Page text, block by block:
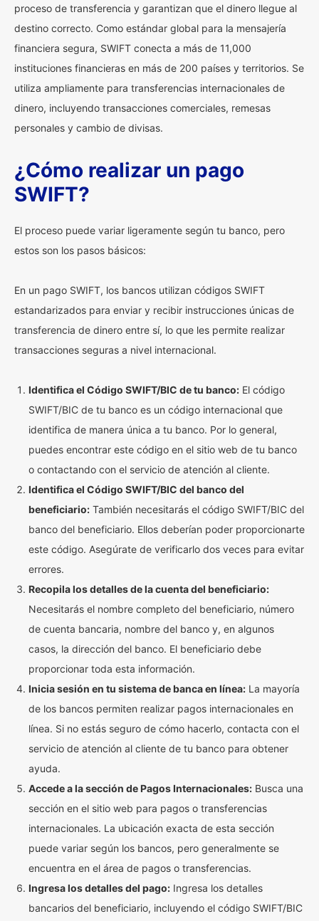
proceso de transferencia y garantizan que el dinero llegue al
destino correcto. Como estándar global para la mensajería
financiera segura, SWIFT conecta a más de 11,000
instituciones financieras en más de 200 países y territorios. Se
utiliza ampliamente para transferencias internacionales de
dinero, incluyendo transacciones comerciales, remesas
personales y cambio de divisas.
¿Cómo realizar un pago
SWIFT?
El proceso puede variar ligeramente según tu banco, pero
estos son los pasos básicos:
En un pago SWIFT, los bancos utilizan códigos SWIFT
estandarizados para enviar y recibir instrucciones únicas de
transferencia de dinero entre sí, lo que les permite realizar
transacciones seguras a nivel internacional.
Identifica el Código SWIFT/BIC de tu banco: El código
SWIFT/BIC de tu banco es un código internacional que
identifica de manera única a tu banco. Por lo general,
puedes encontrar este código en el sitio web de tu banco
o contactando con el servicio de atención al cliente.
Identifica el Código SWIFT/BIC del banco del
beneficiario: También necesitarás el código SWIFT/BIC del
banco del beneficiario. Ellos deberían poder proporcionarte
este código. Asegúrate de verificarlo dos veces para evitar
errores.
Recopila los detalles de la cuenta del beneficiario:
Necesitarás el nombre completo del beneficiario, número
de cuenta bancaria, nombre del banco y, en algunos
casos, la dirección del banco. El beneficiario debe
proporcionar toda esta información.
Inicia sesión en tu sistema de banca en línea: La mayoría
de los bancos permiten realizar pagos internacionales en
línea. Si no estás seguro de cómo hacerlo, contacta con el
servicio de atención al cliente de tu banco para obtener
ayuda.
Accede a la sección de Pagos Internacionales: Busca una
sección en el sitio web para pagos o transferencias
internacionales. La ubicación exacta de esta sección
puede variar según los bancos, pero generalmente se
encuentra en el área de pagos o transferencias.
Ingresa los detalles del pago: Ingresa los detalles
bancarios del beneficiario, incluyendo el código SWIFT/BIC